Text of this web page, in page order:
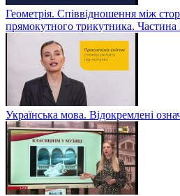
Геометрія. Співвідношення між
прямокутного трикутника.
Українська мова. Відокремлені